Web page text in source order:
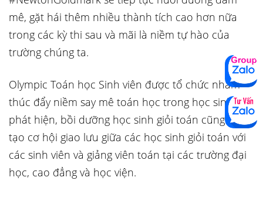
mê, gặt hái thêm nhiều thành tích cao hơn nữa
trong các kỳ thi sau và mãi là niềm tự hào của
trường chúng ta.
Olympic Toán học Sinh viên được tổ chức nhằm
thúc đẩy niềm say mê toán học trong học sinh;
phát hiện, bồi dưỡng học sinh giỏi toán cũng như
tạo cơ hội giao lưu giữa các học sinh giỏi toán với
các sinh viên và giảng viên toán tại các trường đại
học, cao đẳng và học viện.